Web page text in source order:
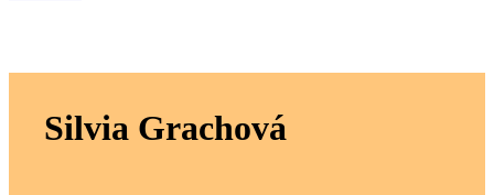
Silvia Grachová